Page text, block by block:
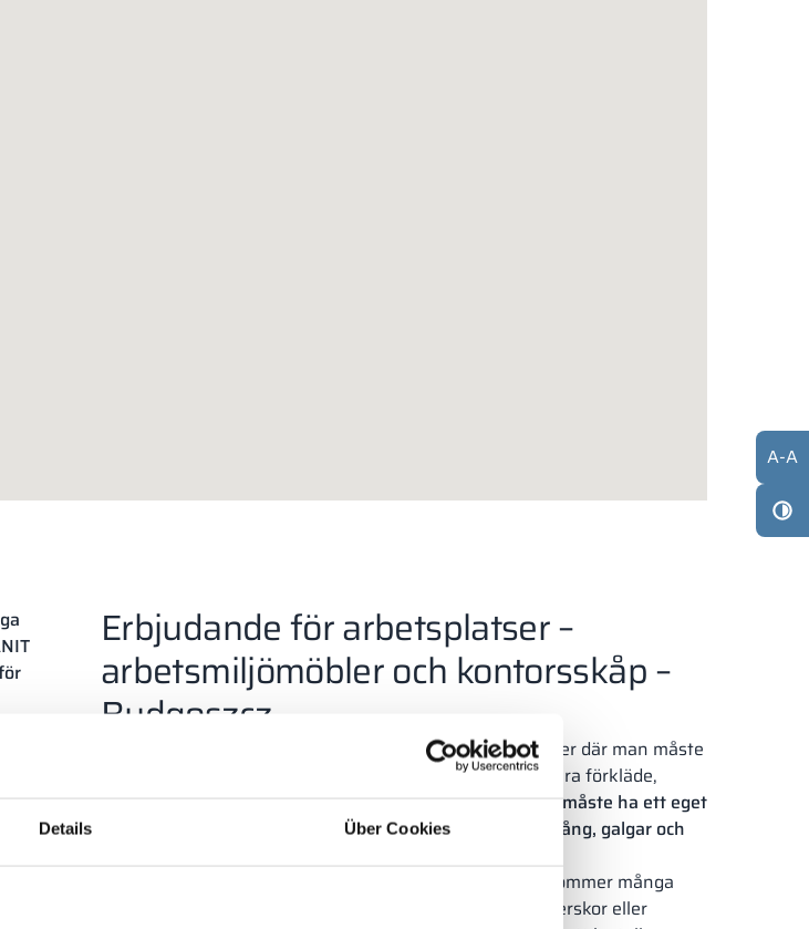
Details Über Cookies
Erbjudande för arbetsplatser –
arbetsmiljömöbler och kontorsskåp –
Bydgoszcz
Arbetsmiljöskåp är lagstadgad utrustning på arbetsplatser där man måste
byta om till arbetskläder innan skiftet börjar – det kan vara förkläde,
uniform, overall eller annan typ av kläder.Varje anställd måste ha ett eget
förvaringsutrymme, utrustat med avdelare, hylla, klädstång, galgar och
Även om de flesta företag inte använder arbetskläder, kommer många
anställda säkert att uppskatta klädskåp för att byta vinterskor eller
A-A